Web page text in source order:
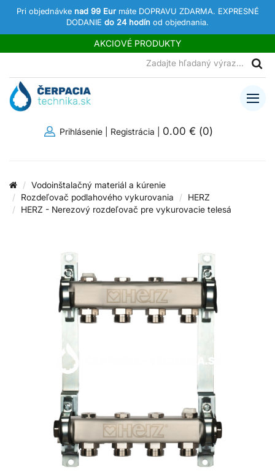
Pri objednávke nad 99 Eur máte DOPRAVU ZDARMA. EXPRESNÉ
DODANIE do 24 hodín od objednania.
AKCIOVÉ PRODUKTY
Prihlásenie Registrácia 0.00 € (0)
Vodoinštalačný materiál a kúrenie
Rozdeľovač podlahového vykurovania
HERZ
HERZ - Nerezový rozdeľovač pre vykurovacie telesá